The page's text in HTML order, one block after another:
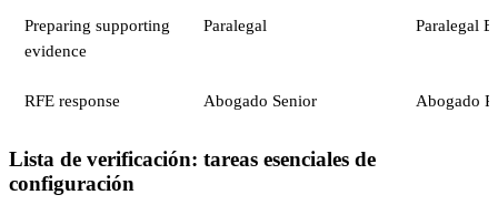
Preparing supporting
evidence
Paralegal Paralegal
RFE response Abogado Senior Abogado
Lista de verificación: tareas esenciales de
configuración